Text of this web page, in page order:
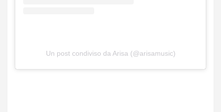
Un post condiviso da Arisa (@arisamusic)